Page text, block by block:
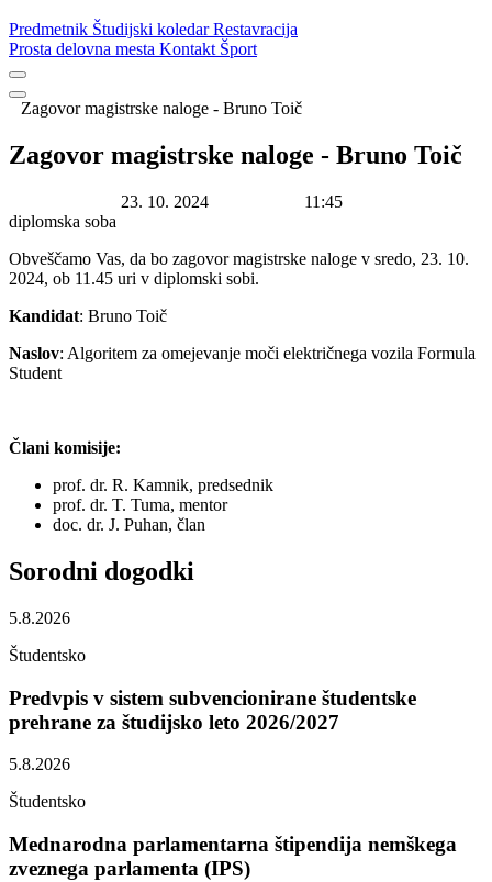
Predmetnik Študijski koledarRestavracija
Prosta delovna mesta Kontakt Šport
Zagovor magistrske naloge - Bruno Toič
Zagovor magistrske naloge - Bruno Toič
23. 10. 2024 11:45
diplomska soba
Obveščamo Vas, da bo zagovor magistrske naloge v sredo, 23. 10.
2024, ob 11.45 uri v diplomski sobi.
Kandidat: Bruno Toič
Naslov: Algoritem za omejevanje moči električnega vozila Formula
Student
Člani komisije:
prof. dr. R. Kamnik, predsednik
prof. dr. T. Tuma, mentor
doc. dr. J. Puhan, član
Sorodni dogodki
5.8.2026
Študentsko
Predvpis v sistem subvencionirane študentske
prehrane za študijsko leto 2026/2027
5.8.2026
Študentsko
Mednarodna parlamentarna štipendija nemškega
zveznega parlamenta (IPS)